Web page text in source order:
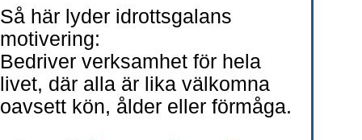
Så här lyder idrottsgalans
motivering:
Bedriver verksamhet för hela
livet, där alla är lika välkomna
oavsett kön, ålder eller förmåga.